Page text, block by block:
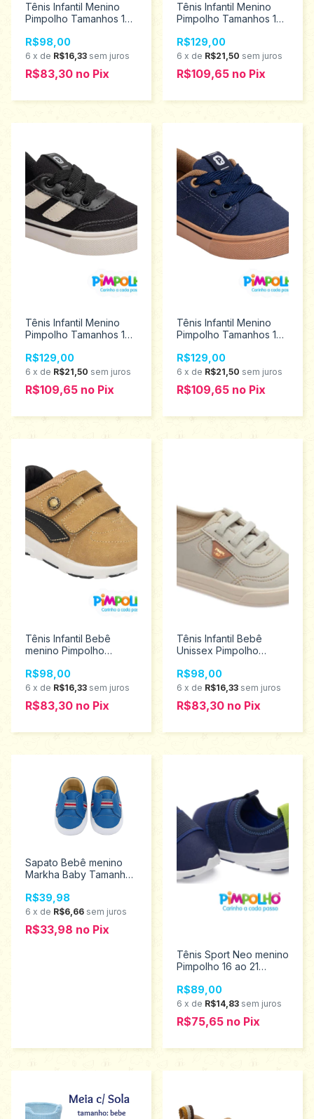
Tênis Infantil Menino
Pimpolho Tamanhos 17
R$98,00
6 x de R$16,33 sem juros
R$83,30 no Pix
Tênis Infantil Menino
Pimpolho Tamanhos 17
R$129,00
6 x de R$21,50 sem juros
R$109,65 no Pix
Tênis Infantil Menino
Pimpolho Tamanhos 17
R$129,00
6 x de R$21,50 sem juros
R$109,65 no Pix
Tênis Infantil Menino
Pimpolho Tamanhos 17
R$129,00
6 x de R$21,50 sem juros
R$109,65 no Pix
Tênis Infantil Bebê
menino Pimpolho
0120643
R$98,00
6 x de R$16,33 sem juros
R$83,30 no Pix
Tênis Infantil Bebê
Unissex Pimpolho
0120181
R$98,00
6 x de R$16,33 sem juros
R$83,30 no Pix
Sapato Bebê menino
Markha Baby Tamanho
R$39,98
6 x de R$6,66 sem juros
R$33,98 no Pix
Tênis Sport Neo menino
Pimpolho 16 ao 21
R$89,00
6 x de R$14,83 sem juros
R$75,65 no Pix